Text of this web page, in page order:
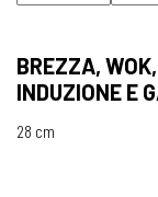
BREZZA,
INDUZIONE E
28 cm